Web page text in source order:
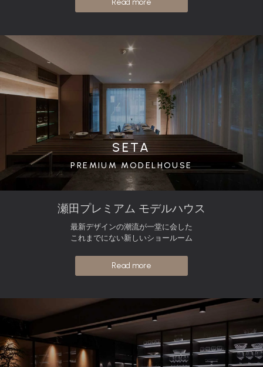
Read more
SETA
PREMIUM MODELHOUSE
瀬田プレミアム モデルハウス
最新デザインの潮流が一堂に会した
これまでにない新しいショールーム
Read more